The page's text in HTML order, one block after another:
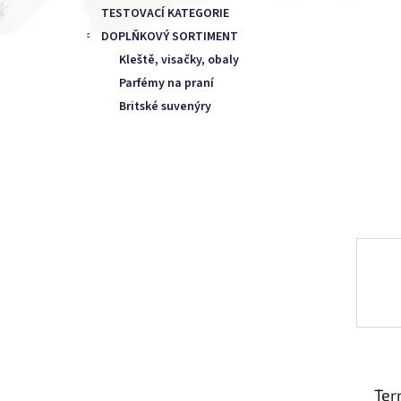
TESTOVACÍ KATEGORIE
DOPLŇKOVÝ SORTIMENT
Kleště, visačky, obaly
Parfémy na praní
Britské suvenýry